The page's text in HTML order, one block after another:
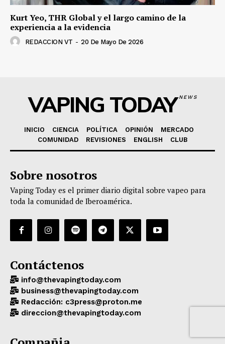
Kurt Yeo, THR Global y el largo camino de la
experiencia a la evidencia
REDACCION VT - 20 De Mayo De 2026
VAPING TODAYNEWS
INICIO CIENCIA POLÍTICA OPINIÓN
MERCADO
COMUNIDAD
REVISIONES ENGLISH CLUB
Sobre nosotros
Vaping Today es el primer diario digital sobre vapeo para
toda la comunidad de Iberoamérica.
Contáctenos
info@thevapingtoday.com
business@thevapingtoday.com
Redacción: c3press@proton.me
direccion@thevapingtoday.com